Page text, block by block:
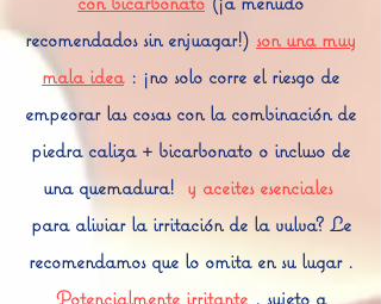
recomendados sin enjuagar!) son una muy
mala idea : ¡no solo corre el riesgo de
empeorar las cosas con la combinación de
piedra caliza + bicarbonato o incluso de
una quemadura! y aceites esenciales
para aliviar la irritación de la vulva? Le
recomendamos que lo omita en su lugar .
Potencialmente irritante , sujeto a